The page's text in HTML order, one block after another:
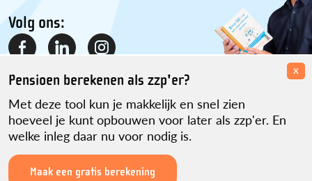
Volg ons:
Disclaimer Over ons Contact
Sitemap
ikwordzzper.nl is een initiatief van Martijn Pennekamp.
Pensioen berekenen als zzp'er?
Met deze tool kun je makkelijk en snel zien
hoeveel je kunt opbouwen voor later als zzp'er. En
welke inleg daar nu voor nodig is.
Maak een gratis berekening
x